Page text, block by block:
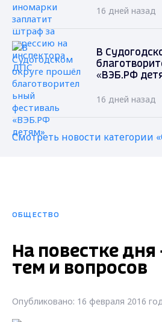
16 дней назад
В
«ВЭБ.РФ
16 дней назад
Смотреть новости категории
ОБЩЕСТВО
На повестке дня
тем и вопросов
Опубликовано: 16 февраля 2016